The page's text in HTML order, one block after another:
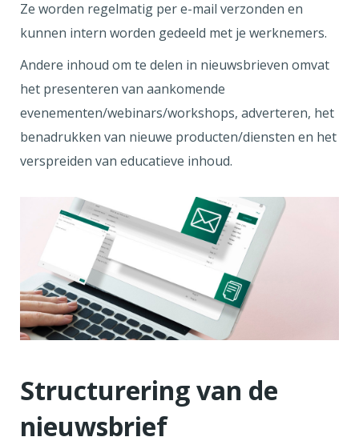
Ze worden regelmatig per e-mail verzonden en
kunnen intern worden gedeeld met je werknemers.
Andere inhoud om te delen in nieuwsbrieven omvat
het presenteren van aankomende
evenementen/webinars/workshops, adverteren, het
benadrukken van nieuwe producten/diensten en het
verspreiden van educatieve inhoud.
Structurering van de
nieuwsbrief